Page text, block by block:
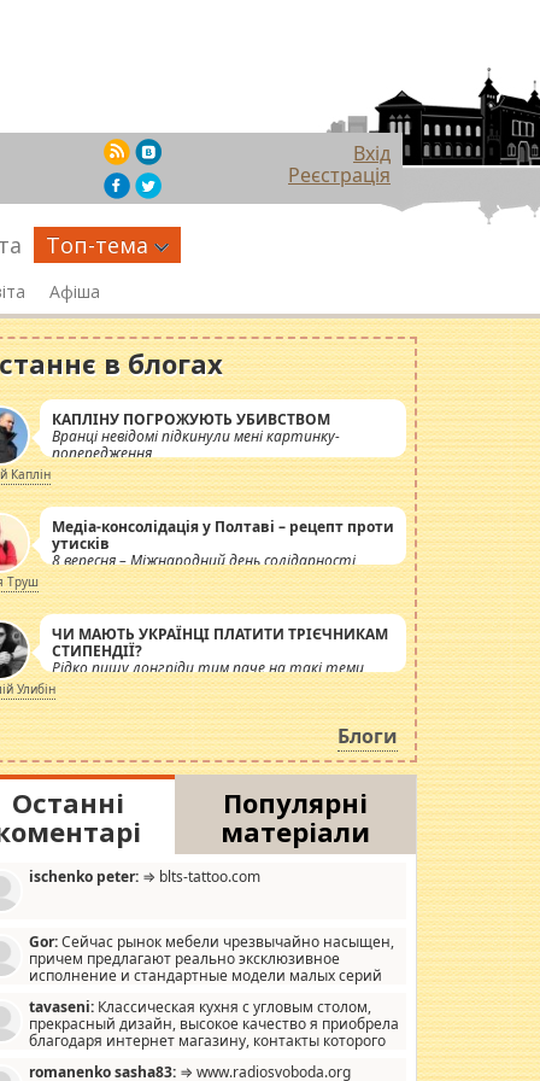
Вхід
Реєстрація
Топ-тема
Афіша
в блогах
КАПЛІНУ ПОГРОЖУЮТЬ УБИВСТВОМ
Вранці невідомі підкинули мені картинку-
попередження
Каплін
Медіа-консолідація у Полтаві – рецепт проти
утисків
8 вересня – Міжнародний день солідарності
журналістів.
Труш
ЧИ МАЮТЬ УКРАЇНЦІ ПЛАТИТИ ТРІЄЧНИКАМ
СТИПЕНДІЇ?
Рідко пишу лонгріди тим паче на такі теми,
але вже просто дістало! Обурюють сьогоднішні
інсенуації навколо стипендіального питання.
Штучно роздувається ще одна соціальна
катастрофа.
Улибін
Блоги
Останні
Популярні
матеріали
ischenko peter: ⇒ blts-tattoo.com
Gor:Сейчас рынок мебели чрезвычайно насыщен,
причем предлагают реально эксклюзивное
исполнение и стандартные модели малых серий
мало походит на стандартные формы, в MebelOk,
и что главное - со вкусом все в порядке,
ненужных наворотов удорожающих мебель, а это не
tavaseni: Классическая кухня с угловым столом,
прекрасный дизайн, высокое качество я приобрела
благодаря интернет магазину, контакты которого
romanenko sasha83: ⇒ www.radiosvoboda.org